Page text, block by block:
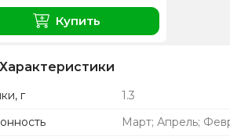
Купить
Характеристики
г 1.3
Март; Апрель;